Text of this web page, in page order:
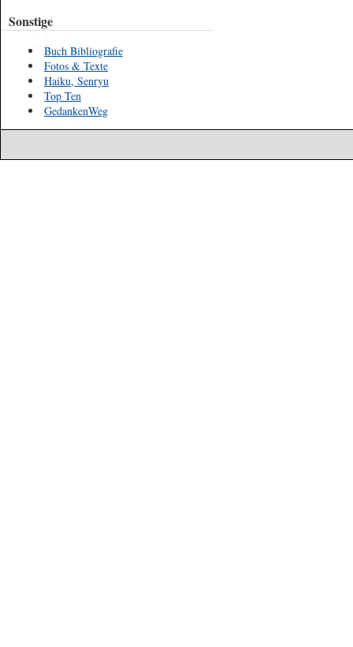
Sonstige
Buch Bibliografie
Fotos & Texte
Haiku, Senryu
Top Ten
GedankenWeg